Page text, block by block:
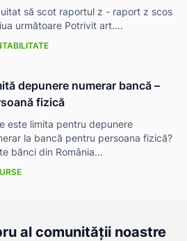
uitat să scot raportul z - raport z scos
următoare Potrivit art....
depunere numerar bancă –
fizică
este limita pentru depunere
la bancă pentru persoana fizică?
bănci din România...
al comunității noastre